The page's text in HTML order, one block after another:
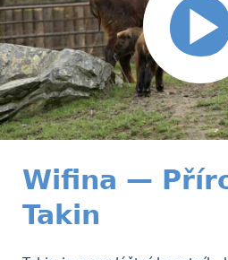
Wifina —
Takin